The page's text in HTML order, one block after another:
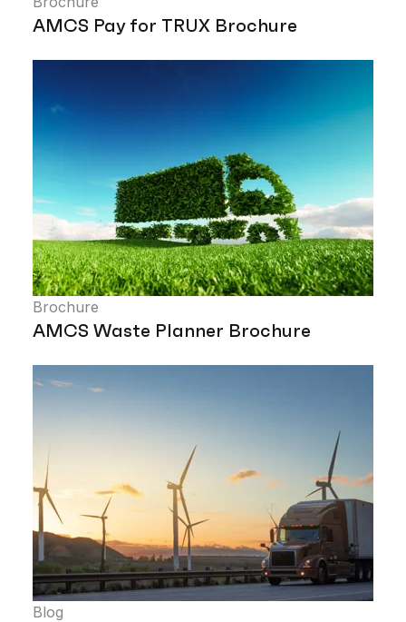
AMCS Pay for TRUX Brochure
Brochure
AMCS Waste Planner Brochure
Blog